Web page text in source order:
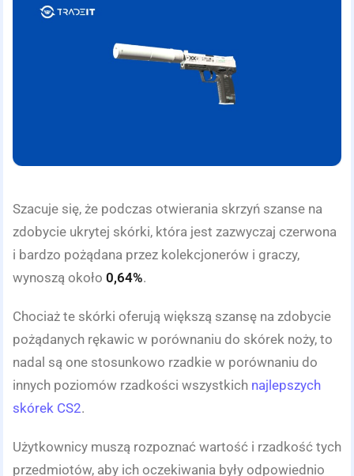
Szacuje się, że podczas otwierania skrzyń szanse na
zdobycie ukrytej skórki, która jest zazwyczaj czerwona
i bardzo pożądana przez kolekcjonerów i graczy,
wynoszą około 0,64%.
Chociaż te skórki oferują większą szansę na zdobycie
pożądanych rękawic w porównaniu do skórek noży, to
nadal są one stosunkowo rzadkie w porównaniu do
innych poziomów rzadkości wszystkich najlepszych
skórek CS2.
Użytkownicy muszą rozpoznać wartość i rzadkość tych
przedmiotów, aby ich oczekiwania były odpowiednio